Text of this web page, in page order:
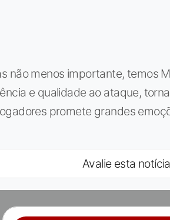
não menos importante, temos
e qualidade ao ataque,
promete grandes
Avalie esta